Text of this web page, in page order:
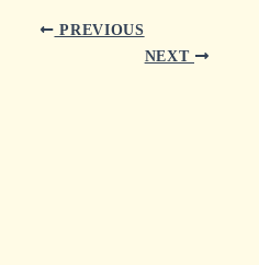
PREVIOUS
NEXT